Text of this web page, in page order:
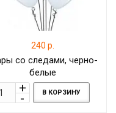
240 р.
со следами, черно-
белые
В КОРЗИНУ